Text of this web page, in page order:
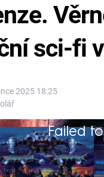
2025 18:25
sci-fi
Failed